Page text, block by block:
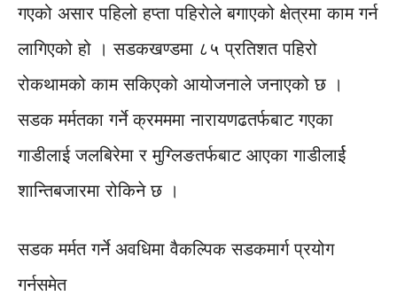
गएको असार पहिलो हप्ता पहिराेले बगाएको क्षेत्रमा काम गर्न
लागिएको हो । सडकखण्डमा ८५ प्रतिशत पहिरो
रोकथामको काम सकिएको आयोजनाले जनाएको छ ।
सडक मर्मतका गर्ने क्रमममा नारायणढतर्फबाट गएका
गाडीलाई जलबिरेमा र मुग्लिङतर्फबाट आएका गाडीलार्ई
शान्तिबजारमा रोकिने छ ।
सडक मर्मत गर्ने अवधिमा वैकल्पिक सडकमार्ग प्रयोग
गर्नसमेत